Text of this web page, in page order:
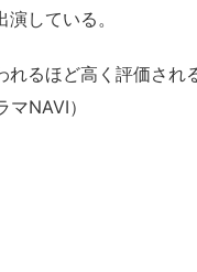
している。
るほど高く評価さ
NAVI）